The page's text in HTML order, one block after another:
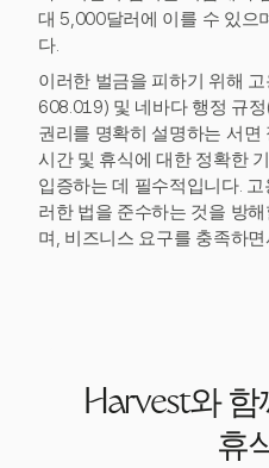
대 5,000달러에 이를 수 있으
다.
이러한 벌금을 피하기 위해
608.019) 및 네바다 행정 규
권리를 명확히 설명하는 서면
시간 및 휴식에 대한 정확한
입증하는 데 필수적입니다.
러한 법을 준수하는 것을 방
며, 비즈니스 요구를 충족하
Harvest와
휴